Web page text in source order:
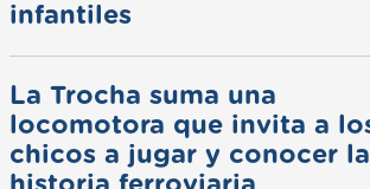
infantiles
La Trocha suma una
locomotora que invita a
chicos a jugar y conocer la